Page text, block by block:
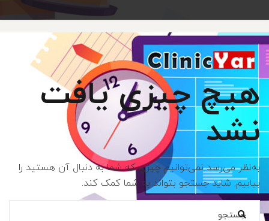
هیچ چیزی یافت
نشد
به‌نظر می‌رسد نمی‌توانیم چیزی که شما به دنبال آن هستید را
بیابیم. شاید جستجو بتواند به شما کمک کند.